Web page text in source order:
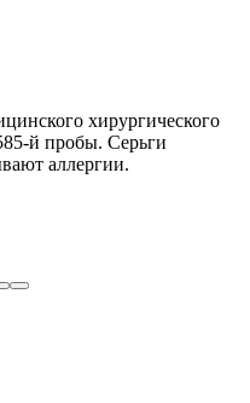
хирургического
й пробы. Серьги
аллергии.